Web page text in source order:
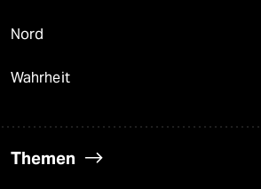
Nord
Wahrheit
Themen